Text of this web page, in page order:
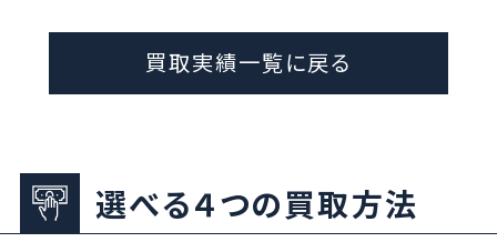
買取実績一覧に戻る
選べる４つの買取方法